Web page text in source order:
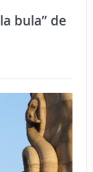
bula” de